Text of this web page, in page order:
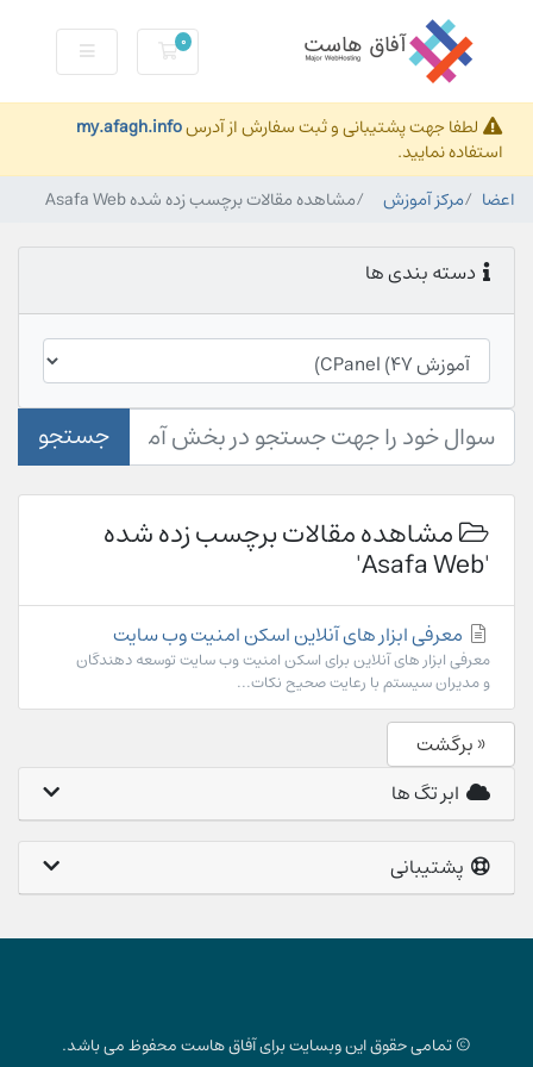
0 کارت خرید
لطفا جهت پشتیبانی و ثبت سفارش از آدرسmy.afagh.info
استفاده نمایید.
اعضا
مرکز آموزش مشاهده مقالات برچسب زده شده Asafa Web
دسته بندی ها
جستجو
مشاهده مقالات برچسب زده شده
'Asafa Web'
معرفی ابزار های آنلاین اسکن امنیت وب سایت
معرفی ابزار های آنلاین برای اسکن امنیت وب سایت توسعه دهندگان
و مدیران سیستم با رعایت صحیح نکات...
« برگشت
ابر تگ ها
پشتیبانی
© تمامی حقوق این وبسایت برای آفاق هاست محفوظ می باشد.